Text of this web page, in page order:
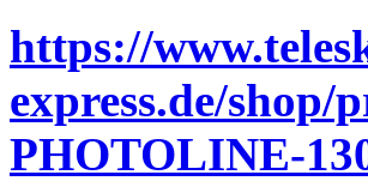
https://
express.de/
PHOTOLINE-